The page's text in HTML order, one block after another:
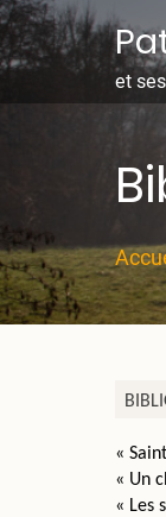
Aller
au
contenu
et
«
« Un
« Les